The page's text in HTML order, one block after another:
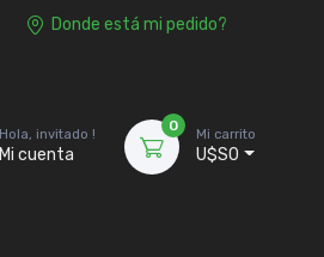
Donde está mi pedido?
Hola, invitado !
Mi cuenta
0
Mi carrito
U$S0